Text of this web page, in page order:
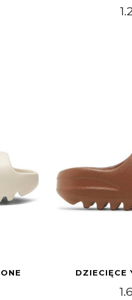
DZIECIĘCE